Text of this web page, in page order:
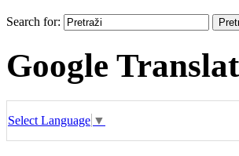
Search for:
Google
Select Language ▼